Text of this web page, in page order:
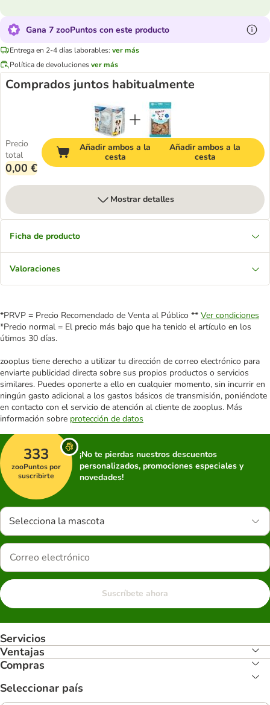
Gana 7 zooPuntos con este producto
Entrega en 2-4 días laborables: ver más
Política de devolucionesver más
Comprados juntos habitualmente
Precio
total
0,00 €
Añadir ambos a la
cesta
Añadir ambos a la
cesta
Mostrar detalles
Ficha de producto
Valoraciones
*PRVP = Precio Recomendado de Venta al Público ** Ver condiciones
*Precio normal = El precio más bajo que ha tenido el artículo en los
útimos 30 días.
zooplus tiene derecho a utilizar tu dirección de correo electrónico para
enviarte publicidad directa sobre sus propios productos o servicios
similares. Puedes oponerte a ello en cualquier momento, sin incurrir en
ningún gasto adicional a los gastos básicos de transmisión, poniéndote
en contacto con el servicio de atención al cliente de zooplus. Más
información sobre protección de datos
333
zooPuntos por
suscribirte
¡No te pierdas nuestros descuentos
personalizados, promociones especiales y
novedades!
Selecciona la mascota
Suscríbete ahora
Servicios
Ventajas
Compras
Seleccionar país